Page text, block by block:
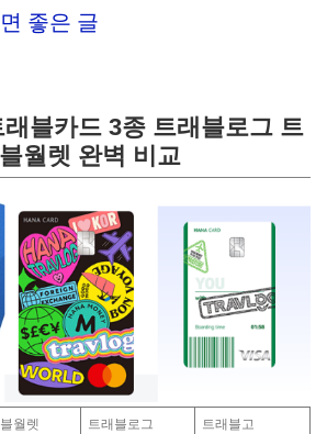
좋은 글
블카드 3종 트래블로그 트
월렛 완벽 비교
월렛 트래블로그 트래블고